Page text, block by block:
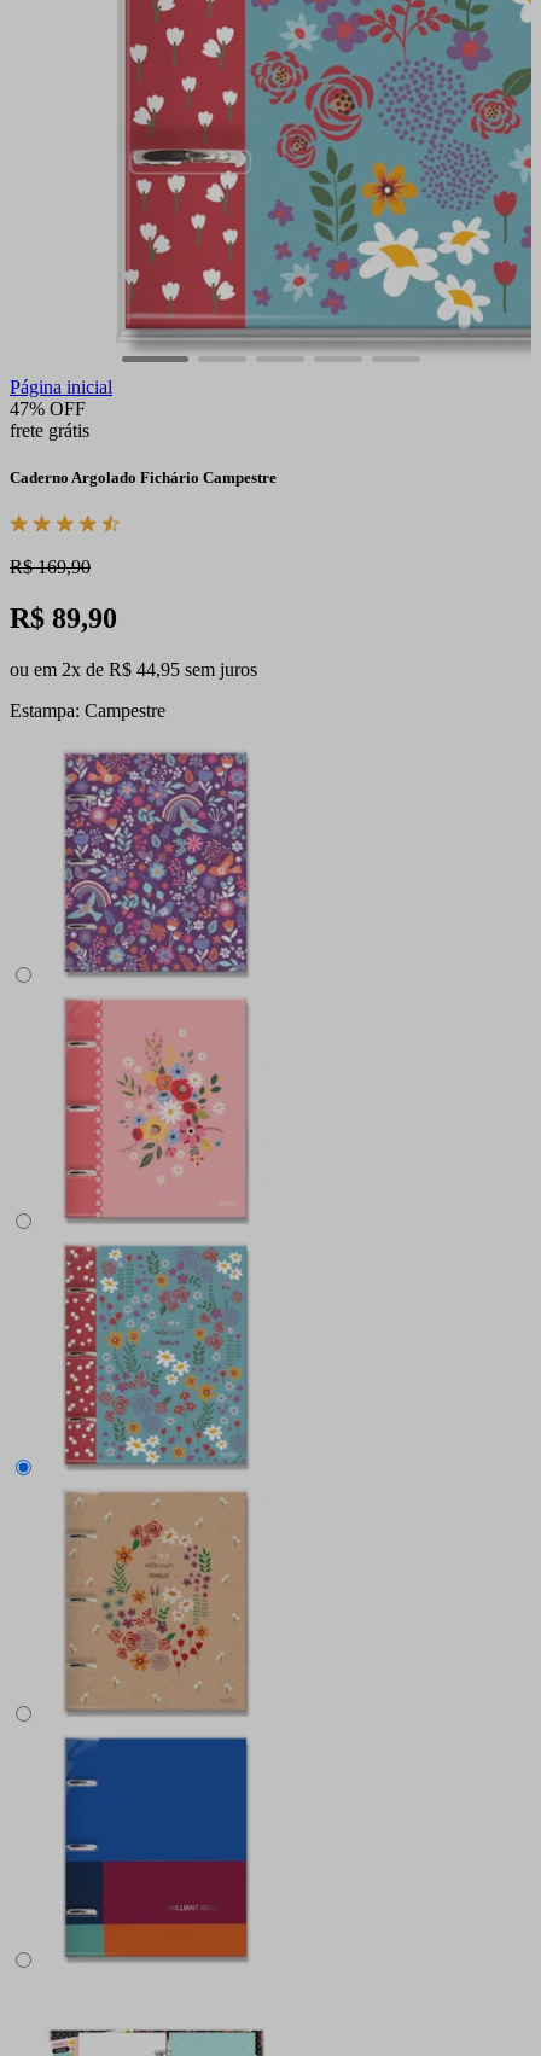
Página inicial
47% OFF
frete grátis
Caderno Argolado Fichário Campestre
R$ 169,90
R$ 89,90
ou em 2x de R$ 44,95 sem juros
Estampa: Campestre